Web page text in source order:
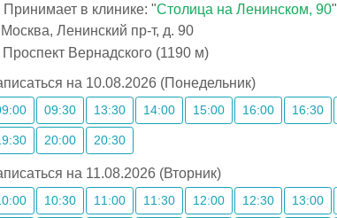
Принимает в клинике: "Столица на Ленинском, 90"
Москва, Ленинский пр-т, д. 90
Проспект Вернадского (1190 м)
на 10.08.2026 (Понедельник)
09:30 13:30 14:00 15:00 16:00 16:30
20:00 20:30
на 11.08.2026 (Вторник)
10:30 11:00 11:30 12:00 12:30 13:00